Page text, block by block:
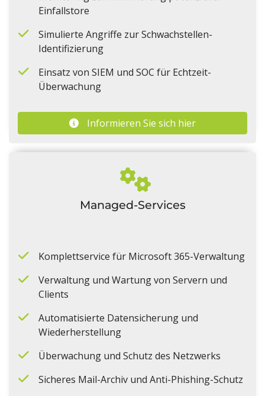
Einfallstore
Simulierte Angriffe zur Schwachstellen-
Identifizierung
Einsatz von SIEM und SOC für Echtzeit-
Überwachung
Informieren Sie sich hier
Managed-Services
Komplettservice für Microsoft 365-Verwaltung
Verwaltung und Wartung von Servern und
Clients
Automatisierte Datensicherung und
Wiederherstellung
Überwachung und Schutz des Netzwerks
Sicheres Mail-Archiv und Anti-Phishing-Schutz